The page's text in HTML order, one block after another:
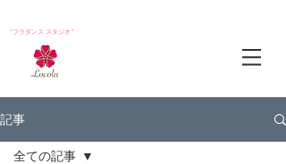
*フラダンス スタジオ*
記事
全ての記事